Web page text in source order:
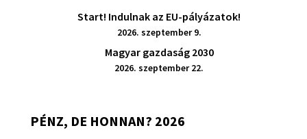
Start! Indulnak az EU-pályázatok!
2026. szeptember 9.
Magyar gazdaság 2030
2026. szeptember 22.
PÉNZ, DE HONNAN? 2026